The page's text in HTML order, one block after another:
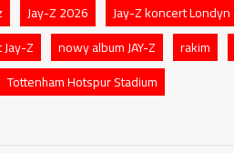
Jay-Z 2026 Jay-Z koncert Londyn
Z nowy album JAY-Z rakim
Tottenham Hotspur Stadium